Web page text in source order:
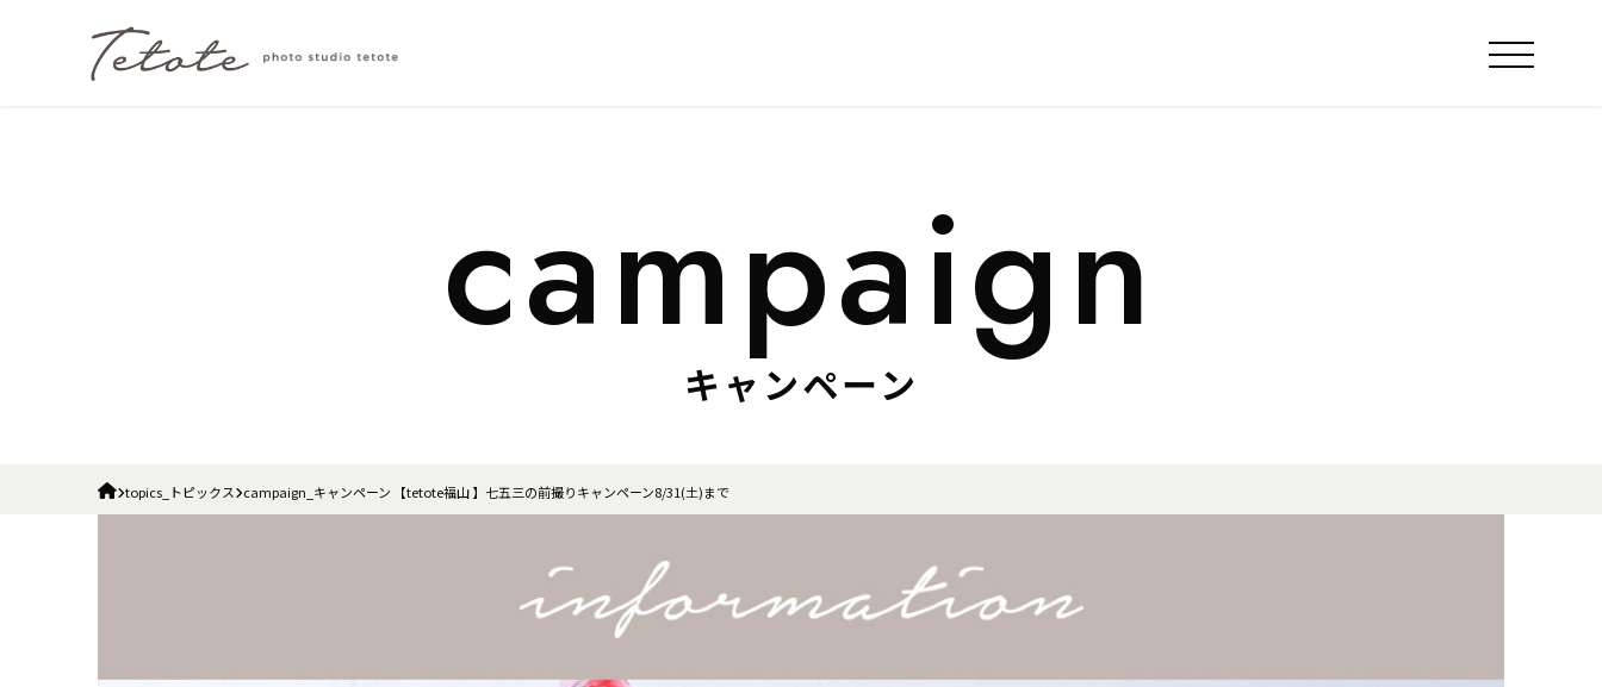
キャンペーン
topics_トピックス campaign_キャンペーン 【tetote福山 】七五三の前撮りキャンペーン8/31(土)まで